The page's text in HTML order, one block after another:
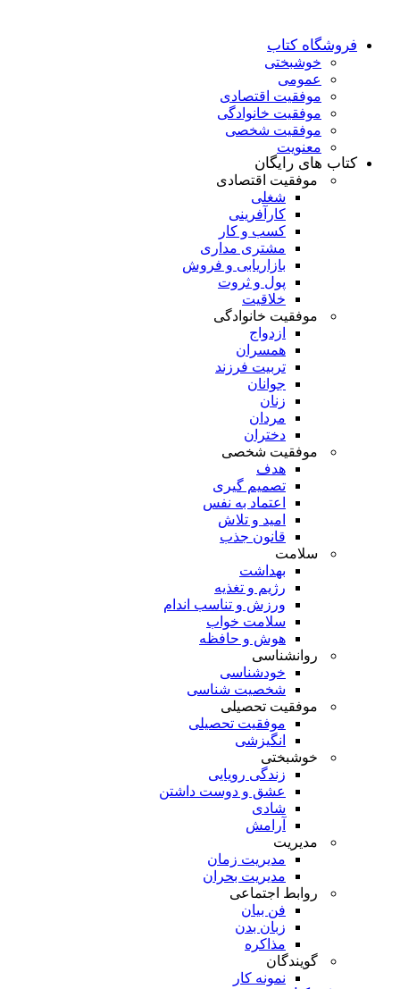
فروشگاه کتاب
خوشبختی
عمومی
موفقیت اقتصادی
موفقیت خانوادگی
موفقیت شخصی
معنویت
کتاب های رایگان
موفقیت اقتصادی
شغلی
کارآفرینی
کسب و کار
مشتری مداری
بازاریابی و فروش
پول و ثروت
خلاقیت
موفقیت خانوادگی
ازدواج
همسران
تربیت فرزند
جوانان
زنان
مردان
دختران
موفقیت شخصی
هدف
تصمیم گیری
اعتماد به نفس
امید و تلاش
قانون جذب
سلامت
بهداشت
رژیم و تغذیه
ورزش و تناسب اندام
سلامت خواب
هوش و حافظه
روانشناسی
خودشناسی
شخصیت شناسی
موفقیت تحصیلی
موفقیت تحصیلی
انگیزشی
خوشبختی
زندگی رویایی
عشق و دوست داشتن
شادی
آرامش
مدیریت
مدیریت زمان
مدیریت بحران
روابط اجتماعی
فن بیان
زبان بدن
مذاکره
گویندگان
نمونه کار